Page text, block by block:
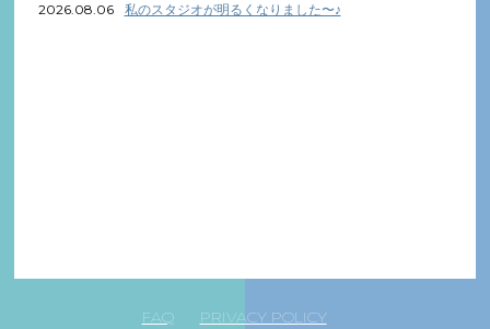
2026.08.06
私のスタジオが明るくなりました〜♪
FAQ PRIVACY POLICY